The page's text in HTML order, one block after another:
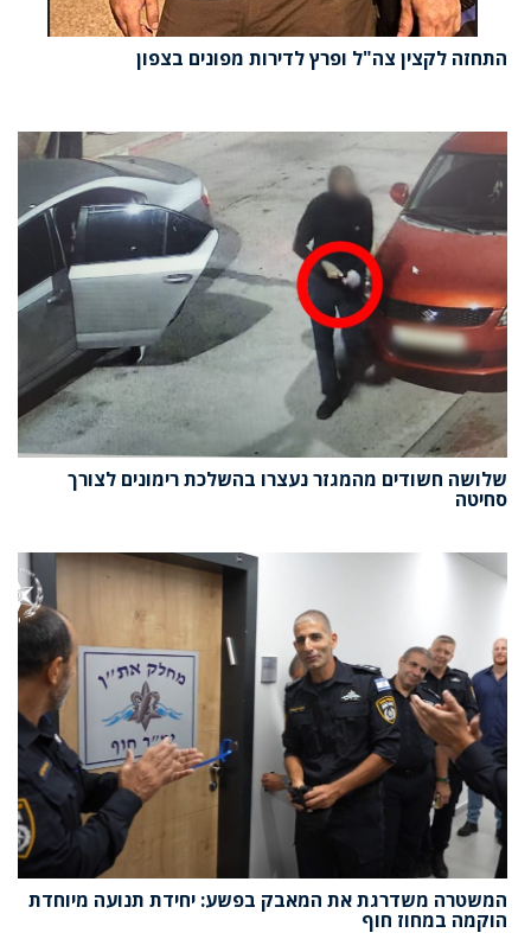
התחזה לקצין צה"ל ופרץ לדירות מפונים בצפון
שלושה חשודים מהמגזר נעצרו בהשלכת רימונים לצורך
סחיטה
המשטרה משדרגת את המאבק בפשע: יחידת תנועה מיוחדת
הוקמה במחוז חוף